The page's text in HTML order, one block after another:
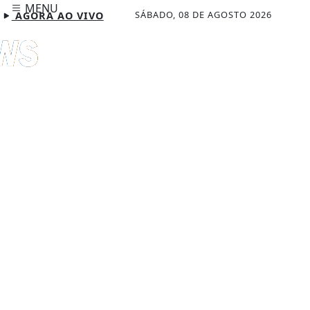
SÁBADO, 08 DE AGOSTO 2026
AGORA AO VIVO
MENU